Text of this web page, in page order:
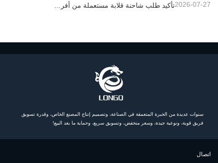
2026-07-27
اتصال
سنوات عديدة من الخبرة المتعمقة في الصناعة، وتصميم إنتاج المصنع الخاص، وقدرة تسويق
فريق قوية، ونوعية جيدة، وسعر منخفض، وتسويق سريع، وحماية ما بعد البيع!